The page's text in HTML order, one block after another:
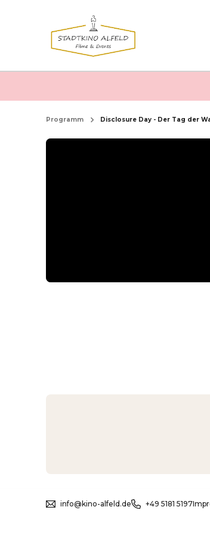
Programm Disclosure Day - Der Tag der
info@kino-alfeld.de +49 5181 5197